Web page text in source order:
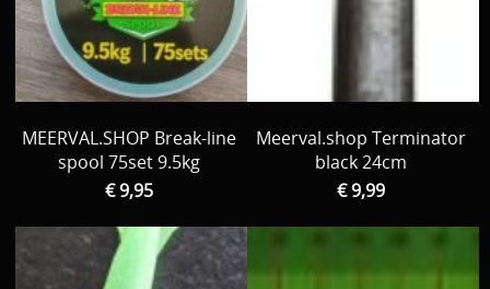
MEERVAL.SHOP Break-line
spool 75set 9.5kg
€ 9,95
Meerval.shop Terminator
black 24cm
€ 9,99